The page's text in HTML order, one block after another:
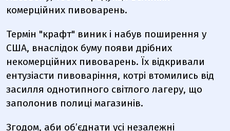
комерційних пивоварень.
Термін "крафт" виник і набув поширення у
США, внаслідок буму появи дрібних
некомерційних пивоварень. Їх відкривали
ентузіасти пивоваріння, котрі втомились від
засилля однотипного світлого лагеру, що
заполонив полиці магазинів.
Згодом, аби об’єднати усі незалежні